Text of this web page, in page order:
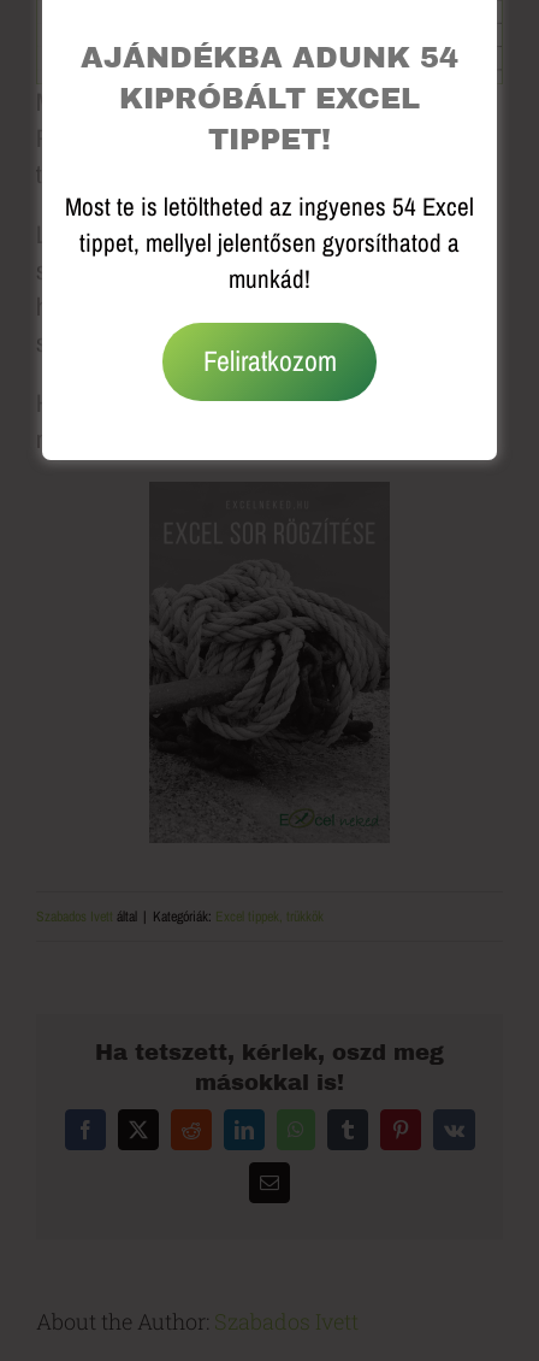
Majd válaszd az Ablaktábla rögzítése gombot.
Próbáld ki a görgetést itt is. Feloldani ugyanitt
tudod.
Láthatod, hogy nagyon egyszerű dologról van
szó, csak tudni kell a működését! Bízom benne,
hogy most már Te is magabiztosan rögzíted a
sorokat Excelben.
Ha hasznos volt számodra, kérlek, oszd meg
másokkal is! :)
Szabados Ivett által | Kategóriák: Excel tippek, trükkök
Ha tetszett, kérlek, oszd meg
másokkal is!
Facebook
X RedditLinkedInWhatsAppTumblrPinterest
Vk
Email:
About the Author: Szabados Ivett
AJÁNDÉKBA ADUNK 54
KIPRÓBÁLT EXCEL
TIPPET!
Most te is letöltheted az ingyenes 54 Excel
tippet, mellyel jelentősen gyorsíthatod a
munkád!
Feliratkozom